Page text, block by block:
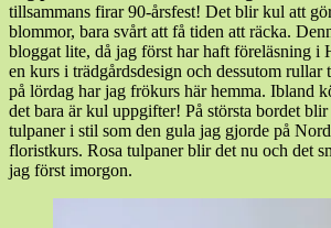
201731
mars,
2017
tillsammans firar 90-årsfest! Det blir kul att
blommor, bara svårt att få tiden att räcka.
bloggat lite, då jag först har haft föreläsning i
en kurs i trädgårdsdesign och dessutom rullar
på lördag har jag frökurs här hemma. Ibland
det bara är kul uppgifter! På största bordet blir
tulpaner i stil som den gula jag gjorde på
floristkurs. Rosa tulpaner blir det nu och det
jag först imorgon.